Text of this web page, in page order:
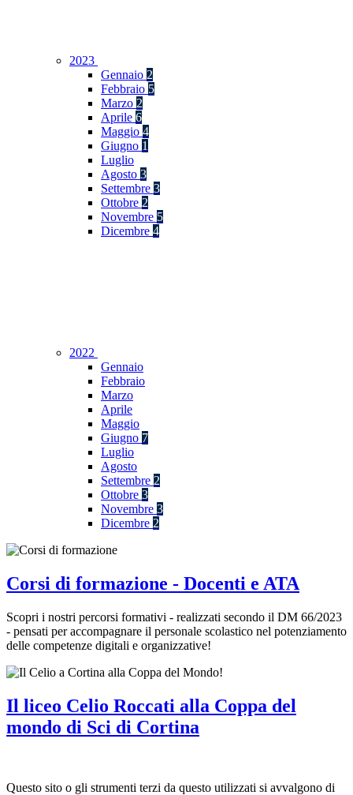
2023
Gennaio 2
Febbraio 5
Marzo 2
Aprile 6
Maggio 4
Giugno 1
Luglio
Agosto 3
Settembre 3
Ottobre 2
Novembre 5
Dicembre 4
2022
Gennaio
Febbraio
Marzo
Aprile
Maggio
Giugno 7
Luglio
Agosto
Settembre 2
Ottobre 3
Novembre 3
Dicembre 2
Corsi di formazione - Docenti e ATA
Scopri i nostri percorsi formativi - realizzati secondo il DM 66/2023
- pensati per accompagnare il personale scolastico nel potenziamento
delle competenze digitali e organizzative!
Il liceo Celio Roccati alla Coppa del
mondo di Sci di Cortina
Questo sito o gli strumenti terzi da questo utilizzati si avvalgono di